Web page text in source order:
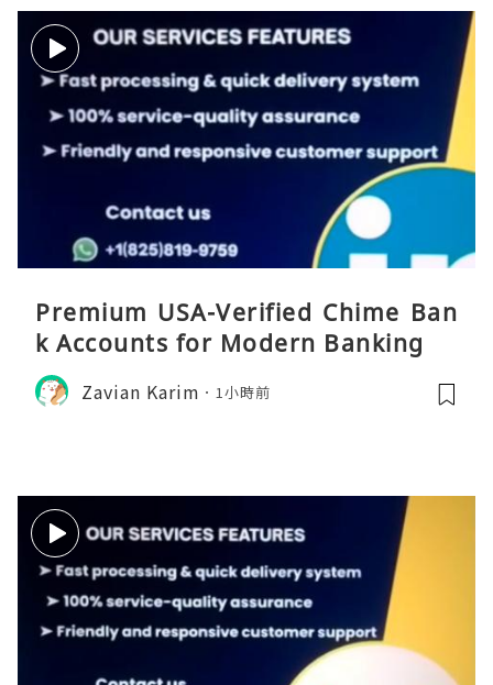
Premium USA-Verified Chime Ban
k Accounts for Modern Banking
Zavian Karim 1小時前